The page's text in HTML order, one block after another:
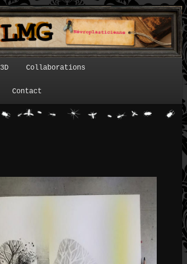
3D Collaborations
Contact